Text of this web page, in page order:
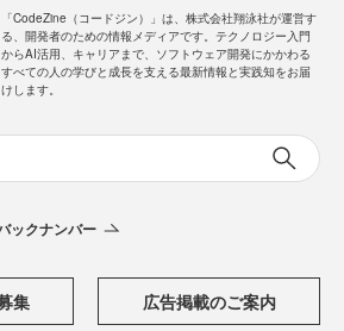
ログイン
からAI活用、キャリアまで、ソフトウェア開発にかかわる
すべての人の学びと成長を支える最新情報と実践知をお届